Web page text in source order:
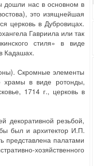
дошли нас в основном в
это изящнейшая
церковь в Дубровицах.
Гавриила или так
стиля» в виде
Кадашах.
Скромные элементы
храмы в виде ротонды,
1714 г., церковь в
декоративной резьбой,
был и архитектор И.П.
представлена палатами
хозяйственного